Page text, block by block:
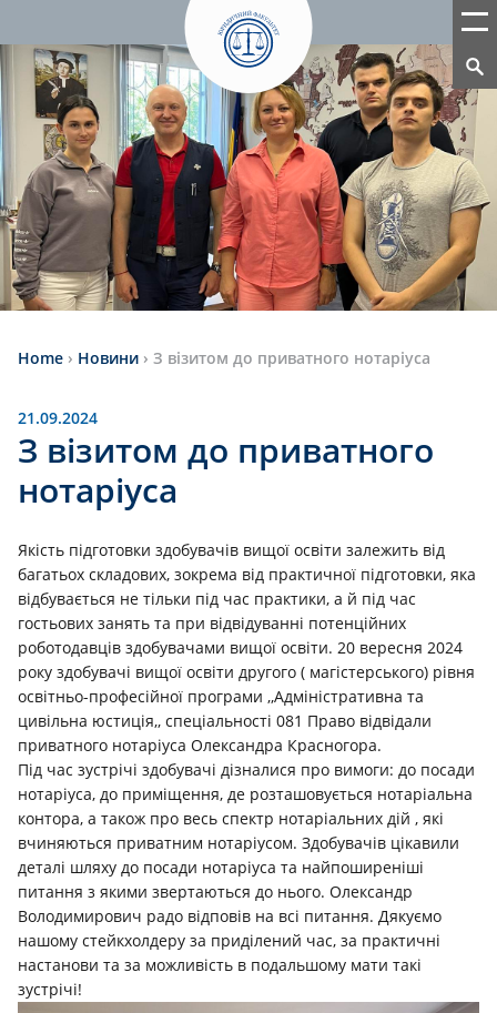
Home › Новини › З візитом до приватного нотаріуса
21.09.2024
З візитом до приватного
нотаріуса
Якість підготовки здобувачів вищої освіти залежить від
багатьох складових, зокрема від практичної підготовки, яка
відбувається не тільки під час практики, а й під час
гостьових занять та при відвідуванні потенційних
роботодавців здобувачами вищої освіти. 20 вересня 2024
року здобувачі вищої освіти другого ( магістерського) рівня
освітньо-професійної програми ,,Адміністративна та
цивільна юстиція,, спеціальності 081 Право відвідали
приватного нотаріуса Олександра Красногора.
Під час зустрічі здобувачі дізналися про вимоги: до посади
нотаріуса, до приміщення, де розташовується нотаріальна
контора, а також про весь спектр нотаріальних дій , які
вчиняються приватним нотаріусом. Здобувачів цікавили
деталі шляху до посади нотаріуса та найпоширеніші
питання з якими звертаються до нього. Олександр
Володимирович радо відповів на всі питання. Дякуємо
нашому стейкхолдеру за приділений час, за практичні
настанови та за можливість в подальшому мати такі
зустрічі!